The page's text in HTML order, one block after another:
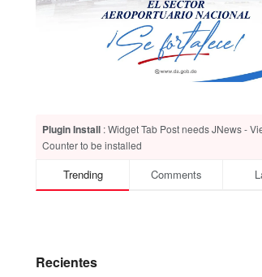
Plugin Install : Widget Tab Post needs JNews -
Counter to be installed
Trending Comments
Recientes